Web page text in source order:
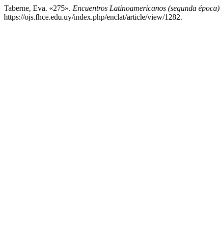
Taberne, Eva. «275». Encuentros Latinoamericanos (segunda
https://ojs.fhce.edu.uy/index.php/enclat/article/view/1282.